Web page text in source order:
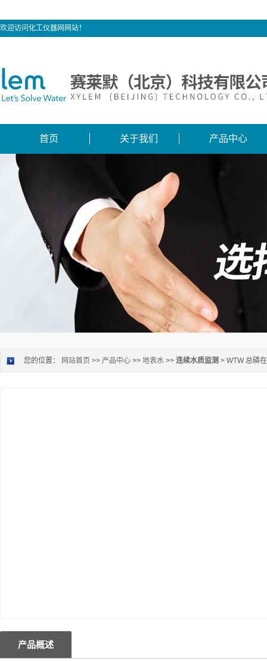
欢迎访问化工仪器网网站！
首页 关于我们 产品中心
您的位置： 网站首页 >> 产品中心 >> 地表水 >> 连续水质监测 > WTW 总磷
产品概述